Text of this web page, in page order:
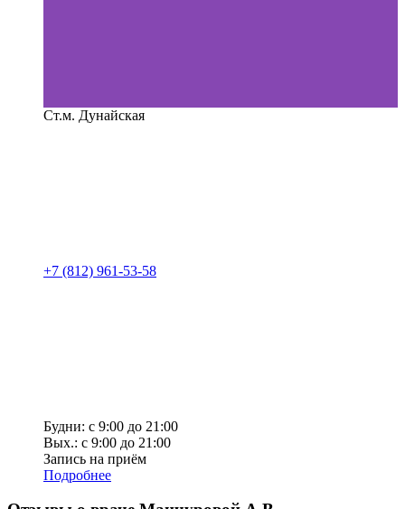
Ст.м. Дунайская
+7 (812) 961-53-58
Будни: с 9:00 до 21:00
Вых.: с 9:00 до 21:00
Запись на приём
Подробнее